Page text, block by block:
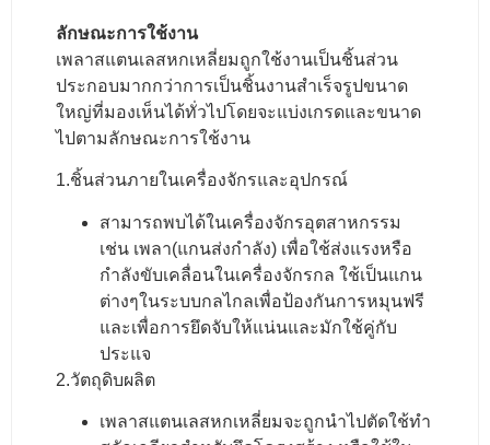
ลักษณะการใช้งาน
เพลาสแตนเลสหกเหลี่ยมถูกใช้งานเป็นชิ้นส่วน
ประกอบมากกว่าการเป็นชิ้นงานสำเร็จรูปขนาด
ใหญ่ที่มองเห็นได้ทั่วไปโดยจะแบ่งเกรดและขนาด
ไปตามลักษณะการใช้งาน
1.ชิ้นส่วนภายในเครื่องจักรและอุปกรณ์
สามารถพบได้ในเครื่องจักรอุตสาหกรรม
เช่น เพลา(แกนส่งกำลัง) เพื่อใช้ส่งแรงหรือ
กำลังขับเคลื่อนในเครื่องจักรกล ใช้เป็นแกน
ต่างๆในระบบกลไกลเพื่อป้องกันการหมุนฟรี
และเพื่อการยึดจับให้แน่นและมักใช้คู่กับ
ประแจ
2.วัตถุดิบผลิต
เพลาสแตนเลสหกเหลี่ยมจะถูกนำไปตัดใช้ทำ